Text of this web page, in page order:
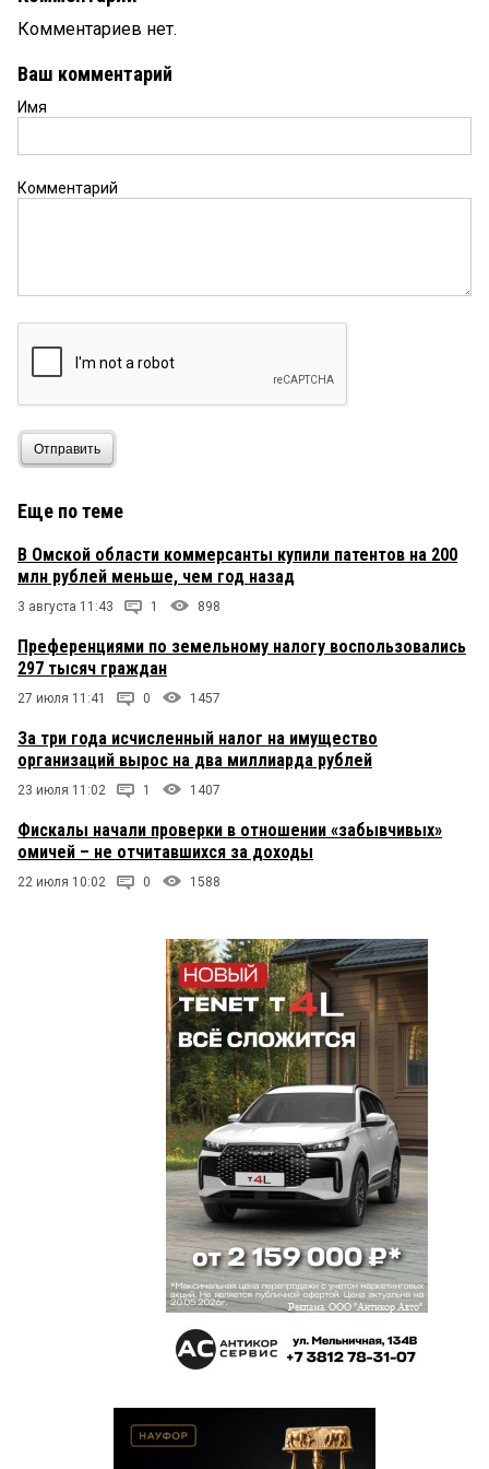
Комментариев нет.
Ваш комментарий
Имя
Комментарий
Отправить
Еще по теме
В Омской области коммерсанты купили патентов на 200
млн рублей меньше, чем год назад
3 августа 11:43 1 898
Преференциями по земельному налогу воспользовались
297 тысяч граждан
27 июля 11:41 0 1457
За три года исчисленный налог на имущество
организаций вырос на два миллиарда рублей
23 июля 11:02 1 1407
Фискалы начали проверки в отношении «забывчивых»
омичей – не отчитавшихся за доходы
22 июля 10:02 0 1588